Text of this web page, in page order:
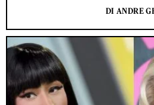
DI ANDRE